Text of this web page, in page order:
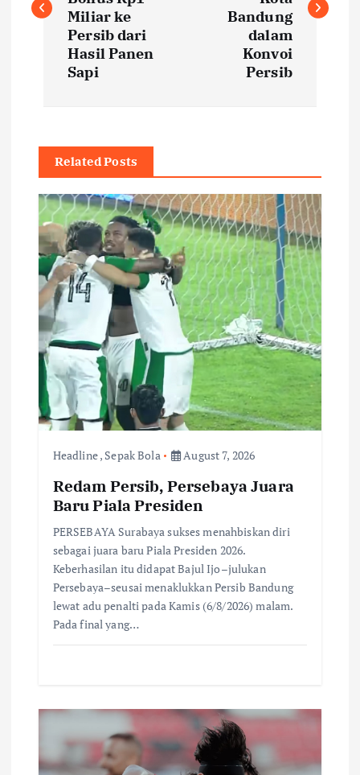
g
a
t
o
n
Miliar ke
Persib dari
Hasil Panen
Sapi
Bandung
dalam
Konvoi
Persib
Related Posts
Headline, Sepak Bola August 7, 2026
Redam Persib, Persebaya Juara
Baru Piala Presiden
PERSEBAYA Surabaya sukses menahbiskan diri
sebagai juara baru Piala Presiden 2026.
Keberhasilan itu didapat Bajul Ijo–julukan
Persebaya–seusai menaklukkan Persib Bandung
lewat adu penalti pada Kamis (6/8/2026) malam.
Pada final yang…